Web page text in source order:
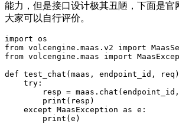
能力，但是接口设计极其丑陋，下面是官
大家可以自行评价。
import os
from volcengine . maas . v2 import
from volcengine . maas import
def test_chat ( maas , endpoint_id , req )
    try
:
        resp
= maas . chat ( endpoint_id ,
        print
( resp )
    except
MaasException as e :
        print
( e )